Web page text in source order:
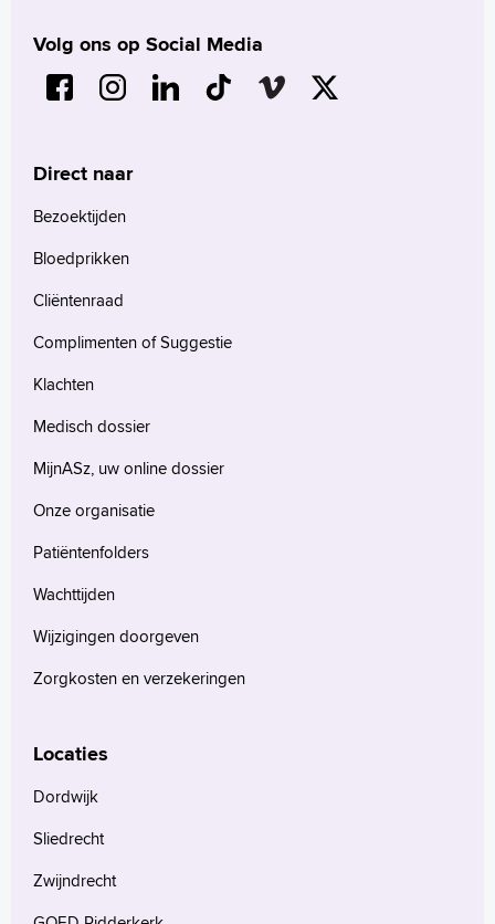
Volg ons op Social Media
Direct naar
Bezoektijden
Bloedprikken
Cliëntenraad
Complimenten of Suggestie
Klachten
Medisch dossier
MijnASz, uw online dossier
Onze organisatie
Patiëntenfolders
Wachttijden
Wijzigingen doorgeven
Zorgkosten en verzekeringen
Locaties
Dordwijk
Sliedrecht
Zwijndrecht